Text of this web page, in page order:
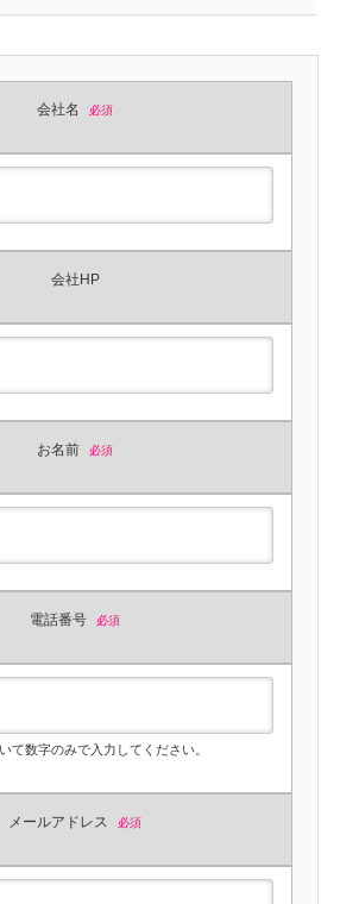
会社名 必須
会社HP
お名前 必須
電話番号 必須
て数字のみで入力してください。
メールアドレス 必須